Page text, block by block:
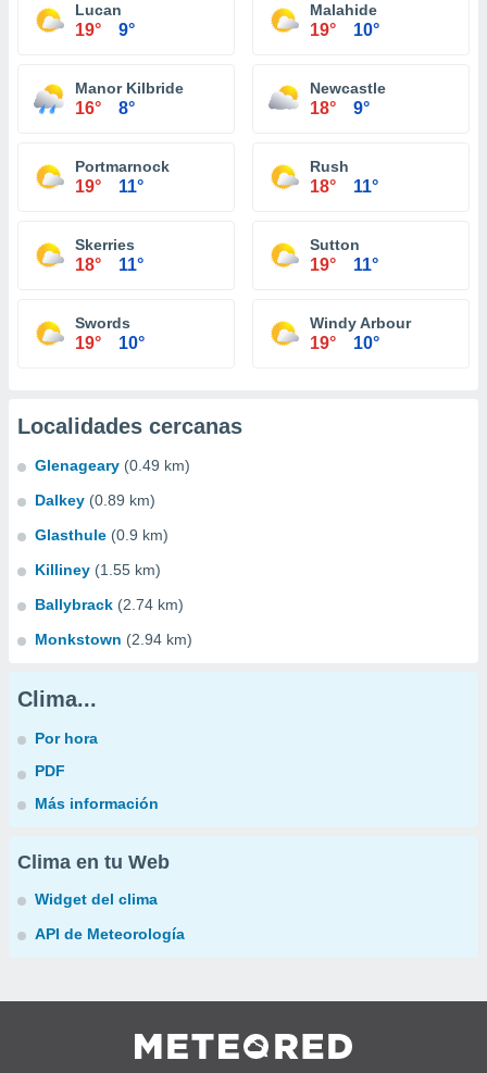
Lucan
19° 9°
Malahide
19° 10°
Manor Kilbride
16° 8°
Newcastle
18° 9°
Portmarnock
19° 11°
Rush
18° 11°
Skerries
18° 11°
Sutton
19° 11°
Swords
19° 10°
Windy Arbour
19° 10°
Localidades cercanas
Glenageary (0.49 km)
Dalkey (0.89 km)
Glasthule (0.9 km)
Killiney (1.55 km)
Ballybrack (2.74 km)
Monkstown (2.94 km)
Clima...
Por hora
PDF
Más información
Clima en tu Web
Widget del clima
API de Meteorología